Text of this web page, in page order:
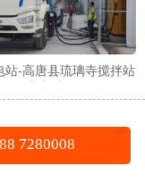
站-高唐县琉璃寺搅拌站
7280008